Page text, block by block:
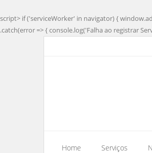
script> if ('serviceWorker' in navigator) {
.catch(error => { console.log('Falha ao registrar
Home Serviços